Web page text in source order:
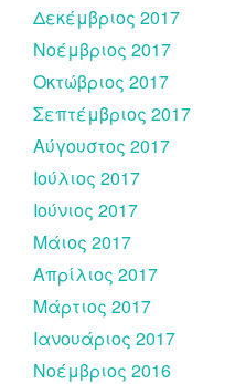
Δεκέμβριος 2017
Νοέμβριος 2017
Οκτώβριος 2017
Σεπτέμβριος 2017
Αύγουστος 2017
Ιούλιος 2017
Ιούνιος 2017
Μάιος 2017
Απρίλιος 2017
Μάρτιος 2017
Ιανουάριος 2017
Νοέμβριος 2016